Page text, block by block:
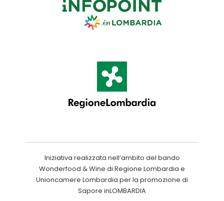
Iniziativa realizzata nell’ambito del bando
Wonderfood & Wine di Regione Lombardia e
Unioncamere Lombardia per la promozione di
Sapore inLOMBARDIA